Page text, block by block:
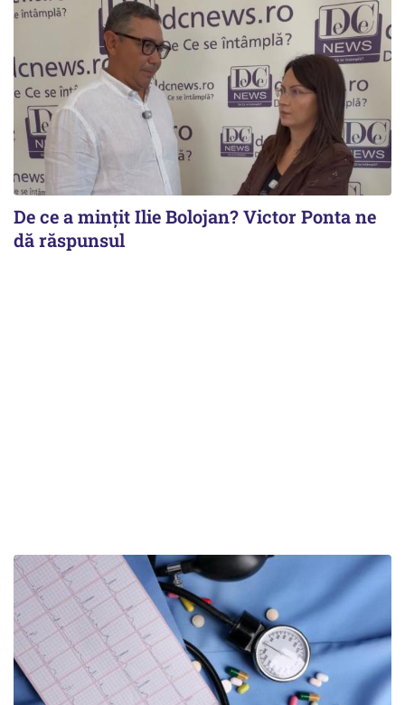
De ce a mințit Ilie Bolojan? Victor Ponta ne
dă răspunsul